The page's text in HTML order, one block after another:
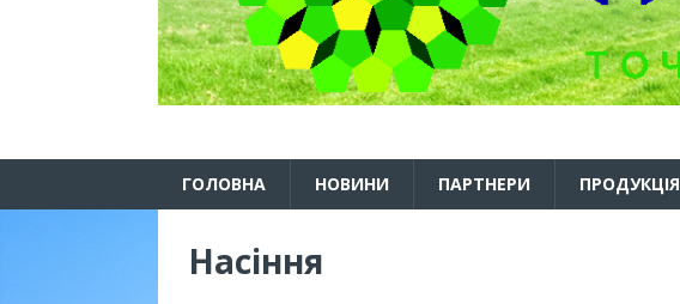
ГОЛОВНА НОВИНИ ПАРТНЕРИ ПРОДУКЦІЯ
Насіння